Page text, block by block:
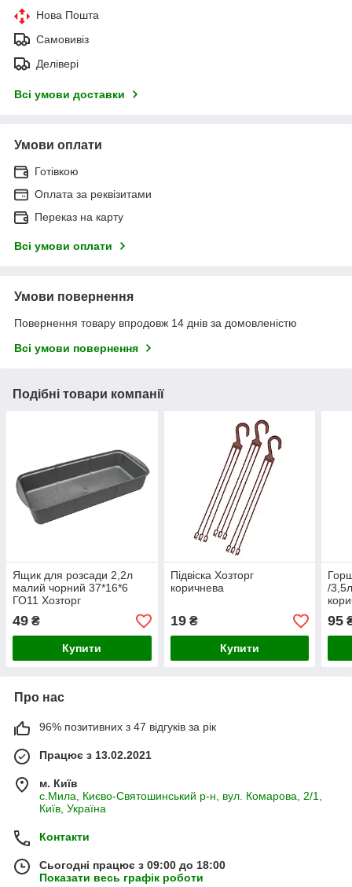
Нова Пошта
Самовивіз
Делівері
Всі умови доставки
Умови оплати
Готівкою
Оплата за реквізитами
Переказ на карту
Всі умови оплати
Умови повернення
Повернення товару впродовж 14 днів за домовленістю
Всі умови повернення
Подібні товари компанії
Ящик для розсади 2,2л
малий чорний 37*16*6
ГО11 Хозторг
49 ₴
Купити
Підвіска Хозторг
коричнева
19₴
Купити
/
95
Про нас
96% позитивних з 47 відгуків за рік
Працює з 13.02.2021
м. Київ
с.Мила, Києво-Святошинський р-н, вул. Комарова, 2/1,
Київ, Україна
Контакти
Сьогодні працює з 09:00 до 18:00
Показати весь графік роботи